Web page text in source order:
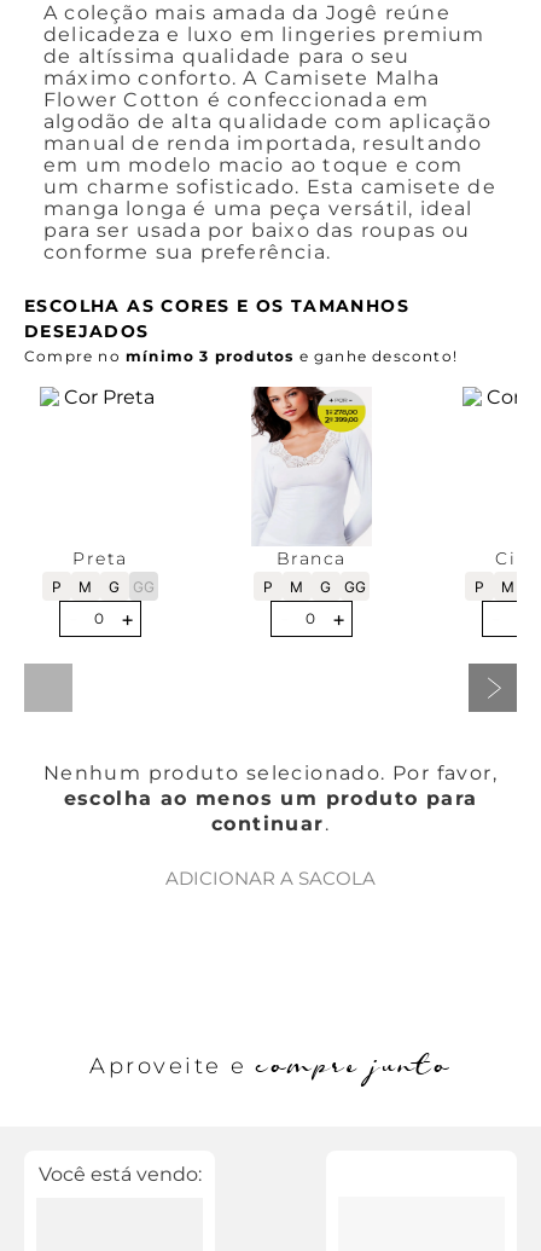
A coleção mais amada da Jogê reúne
delicadeza e luxo em lingeries premium
de altíssima qualidade para o seu
máximo conforto. A Camisete Malha
Flower Cotton é confeccionada em
algodão de alta qualidade com aplicação
manual de renda importada, resultando
em um modelo macio ao toque e com
um charme sofisticado. Esta camisete de
manga longa é uma peça versátil, ideal
para ser usada por baixo das roupas ou
conforme sua preferência.
ESCOLHA AS CORES E OS TAMANHOS
DESEJADOS
Compre no mínimo 3 produtos e ganhe desconto!
Branca
P M G GG
0 +
P M
Preta
P M G GG
0 +
Nenhum produto selecionado. Por favor,
escolha ao menos um produto para
continuar.
ADICIONAR A SACOLA
Aproveite ecompre junto
Você está vendo: